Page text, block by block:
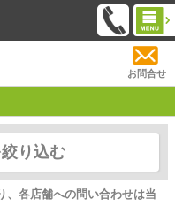
お問合せ
り込む
各店舗への問い合わせは当